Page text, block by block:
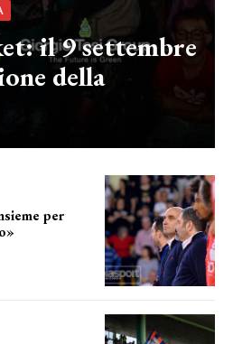
il 9 settembre
della
per